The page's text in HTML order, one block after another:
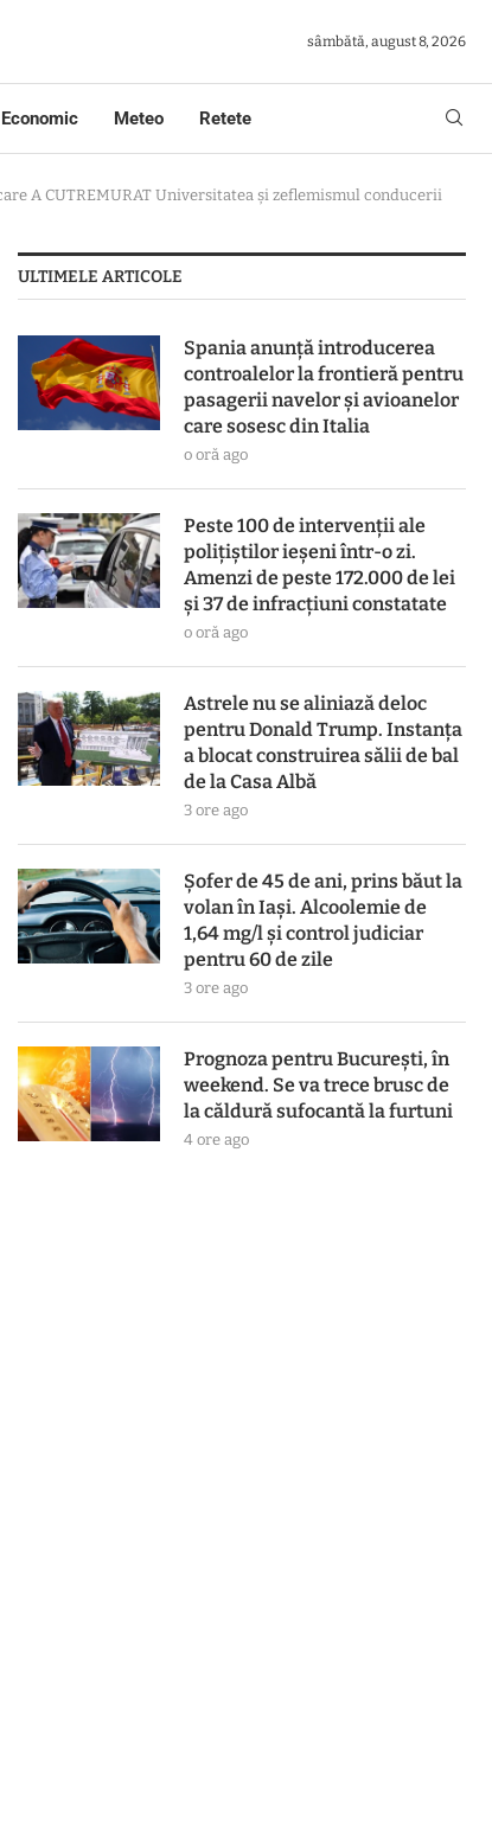
sâmbătă, august 8, 2026
Economic Meteo Retete
A CUTREMURAT Universitatea și zeflemismul conducerii
ULTIMELE ARTICOLE
Spania anunță introducerea
controalelor la frontieră pentru
pasagerii navelor și avioanelor
care sosesc din Italia
o oră ago
Peste 100 de intervenții ale
polițiștilor ieșeni într-o zi.
Amenzi de peste 172.000 de lei
și 37 de infracțiuni constatate
o oră ago
Astrele nu se aliniază deloc
pentru Donald Trump. Instanța
a blocat construirea sălii de bal
de la Casa Albă
3 ore ago
Șofer de 45 de ani, prins băut la
volan în Iași. Alcoolemie de
1,64 mg/l și control judiciar
pentru 60 de zile
3 ore ago
Prognoza pentru București, în
weekend. Se va trece brusc de
la căldură sufocantă la furtuni
4 ore ago